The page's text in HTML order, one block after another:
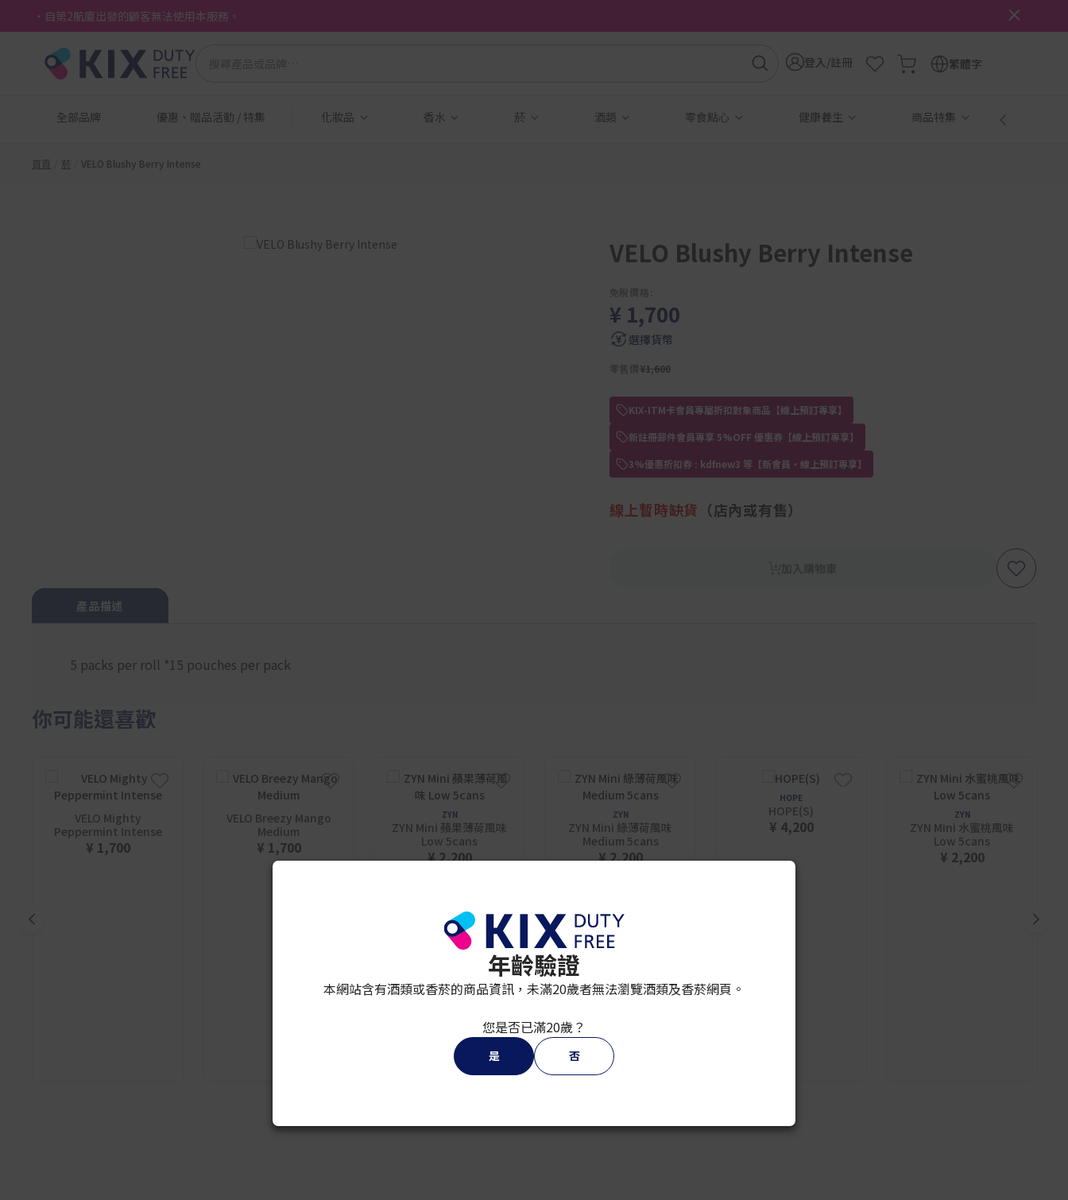
・自第2航廈出發的顧客無法使用本服務。
登入/註冊 繁體字
全部品牌 優惠、贈品活動 / 特集 化妝品 香水 菸 酒類 零食點心 健康養生 商品特集
首頁 菸 VELO Blushy Berry Intense
VELO Blushy Berry Intense
¥ 1,700
選擇貨幣
¥1,600
KIX-ITM卡會員專屬折扣對象商品【線上預訂專享】
新註冊郵件會員專享 5%OFF 優惠券【線上預訂專享】
3%優惠折扣券 : kdfnew3 等【新會員・線上預訂專享】
線上暫時缺貨 （店內或有售）
產品描述
5 packs per roll *15 pouches per pack
你可能還喜歡
VELO Mighty
Peppermint Intense
¥ 1,700
VELO Breezy Mango
Medium
¥ 1,700
ZYN
ZYN Mini 蘋果薄荷風味
Low 5cans
¥ 2,200
ZYN
ZYN Mini 綠薄荷風味
Medium 5cans
¥ 2,200
HOPE
HOPE(S)
¥ 4,200
ZYN
ZYN Mini 水蜜桃風味
Low 5cans
¥ 2,200
年齡驗證
本網站含有酒類或香菸的商品資訊，未滿20歲者無法瀏覽酒類及香菸網頁。
您是否已滿20歲？
是 否